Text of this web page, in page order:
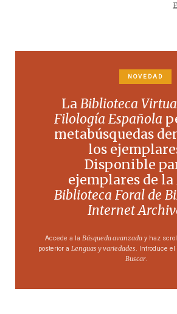
NOVEDAD
LaBiblioteca
Filología Española
metabúsquedas
los
Disponible
ejemplares de la
Biblioteca Foral de
Internet
Accede a la Búsqueda avanzada y haz
posterior a Lenguas y variedades . Introduce
Buscar.